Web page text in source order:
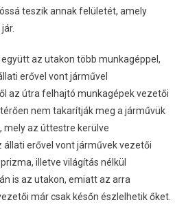
teszik annak felületét, amely
az utakon több munkagéppel,
erővel vont járművel
az útra felhajtó munkagépek vezetői
nem takarítják meg a járművük
mely az úttestre kerülve
állati erővel vont járművek vezetői
illetve világítás nélkül
is az utakon, emiatt az arra
már csak későn észlelhetik őket.